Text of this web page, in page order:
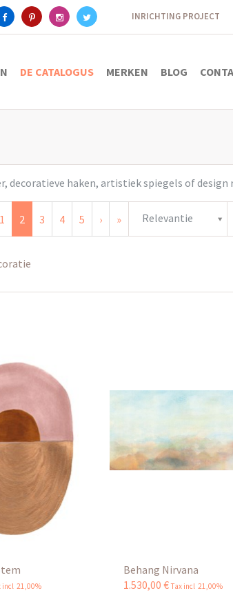
INRICHTING PROJECT
DE CATALOGUS MERKEN BLOG
haken, artistiek spiegels of design
1 2 3 4 5 › » Relevantie
incl 21,00%
Behang Nirvana
1.530,00 € Tax incl 21,00%